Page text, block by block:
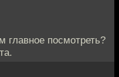
главное посмотреть?